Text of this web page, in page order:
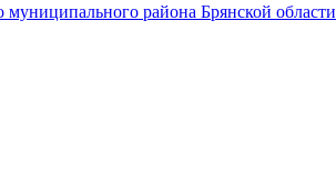
района Брянской области